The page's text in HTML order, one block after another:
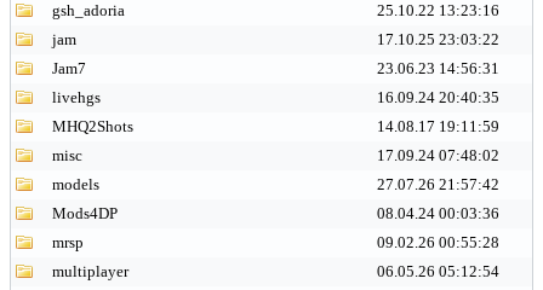
gsh_adoria
25.10.22 13:23:16
jam
17.10.25 23:03:22
Jam7
23.06.23 14:56:31
livehgs
16.09.24 20:40:35
MHQ2Shots
14.08.17 19:11:59
misc
17.09.24 07:48:02
models
27.07.26 21:57:42
Mods4DP
08.04.24 00:03:36
mrsp
09.02.26 00:55:28
multiplayer
06.05.26 05:12:54